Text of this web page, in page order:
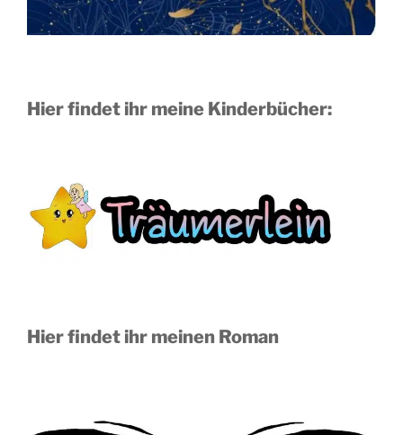
Hier findet ihr meine Kinderbücher:
Hier findet ihr meinen Roman